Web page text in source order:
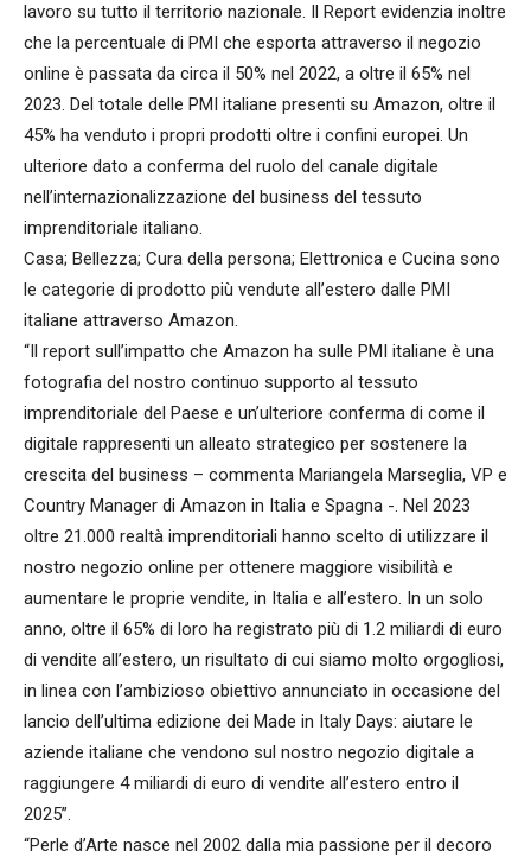
lavoro su tutto il territorio nazionale. Il Report evidenzia inoltre
che la percentuale di PMI che esporta attraverso il negozio
online è passata da circa il 50% nel 2022, a oltre il 65% nel
2023. Del totale delle PMI italiane presenti su Amazon, oltre il
45% ha venduto i propri prodotti oltre i confini europei. Un
ulteriore dato a conferma del ruolo del canale digitale
nell’internazionalizzazione del business del tessuto
imprenditoriale italiano.
Casa; Bellezza; Cura della persona; Elettronica e Cucina sono
le categorie di prodotto più vendute all’estero dalle PMI
italiane attraverso Amazon.
“Il report sull’impatto che Amazon ha sulle PMI italiane è una
fotografia del nostro continuo supporto al tessuto
imprenditoriale del Paese e un’ulteriore conferma di come il
digitale rappresenti un alleato strategico per sostenere la
crescita del business – commenta Mariangela Marseglia, VP e
Country Manager di Amazon in Italia e Spagna -. Nel 2023
oltre 21.000 realtà imprenditoriali hanno scelto di utilizzare il
nostro negozio online per ottenere maggiore visibilità e
aumentare le proprie vendite, in Italia e all’estero. In un solo
anno, oltre il 65% di loro ha registrato più di 1.2 miliardi di euro
di vendite all’estero, un risultato di cui siamo molto orgogliosi,
in linea con l’ambizioso obiettivo annunciato in occasione del
lancio dell’ultima edizione dei Made in Italy Days: aiutare le
aziende italiane che vendono sul nostro negozio digitale a
raggiungere 4 miliardi di euro di vendite all’estero entro il
2025”.
“Perle d’Arte nasce nel 2002 dalla mia passione per il decoro